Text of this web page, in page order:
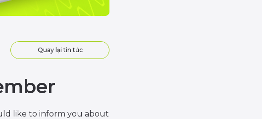
like to inform you about
Quay lại tin tức